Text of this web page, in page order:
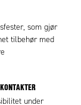
som gjør
tilbehør med
under